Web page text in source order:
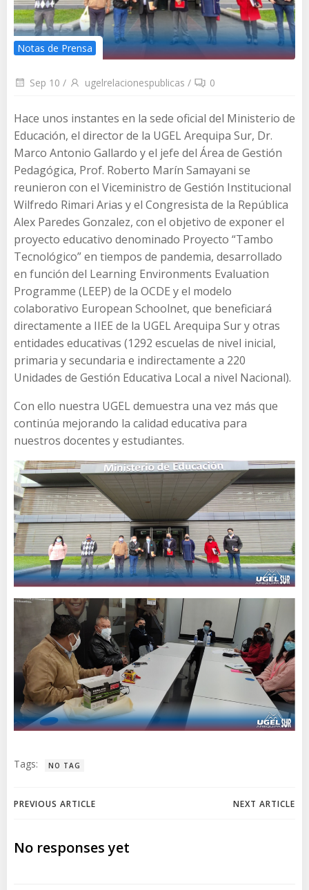
Notas de Prensa
Sep 10 / ugelrelacionespublicas / 0
Hace unos instantes en la sede oficial del Ministerio de
Educación, el director de la UGEL Arequipa Sur, Dr.
Marco Antonio Gallardo y el jefe del Área de Gestión
Pedagógica, Prof. Roberto Marín Samayani se
reunieron con el Viceministro de Gestión Institucional
Wilfredo Rimari Arias y el Congresista de la República
Alex Paredes Gonzalez, con el objetivo de exponer el
proyecto educativo denominado Proyecto “Tambo
Tecnológico” en tiempos de pandemia, desarrollado
en función del Learning Environments Evaluation
Programme (LEEP) de la OCDE y el modelo
colaborativo European Schoolnet, que beneficiará
directamente a IIEE de la UGEL Arequipa Sur y otras
entidades educativas (1292 escuelas de nivel inicial,
primaria y secundaria e indirectamente a 220
Unidades de Gestión Educativa Local a nivel Nacional).
Con ello nuestra UGEL demuestra una vez más que
continúa mejorando la calidad educativa para
nuestros docentes y estudiantes.
Tags: NO TAG
Navegación
de
PREVIOUS ARTICLE
Navegación
NEXT ARTICLE
No responses yet